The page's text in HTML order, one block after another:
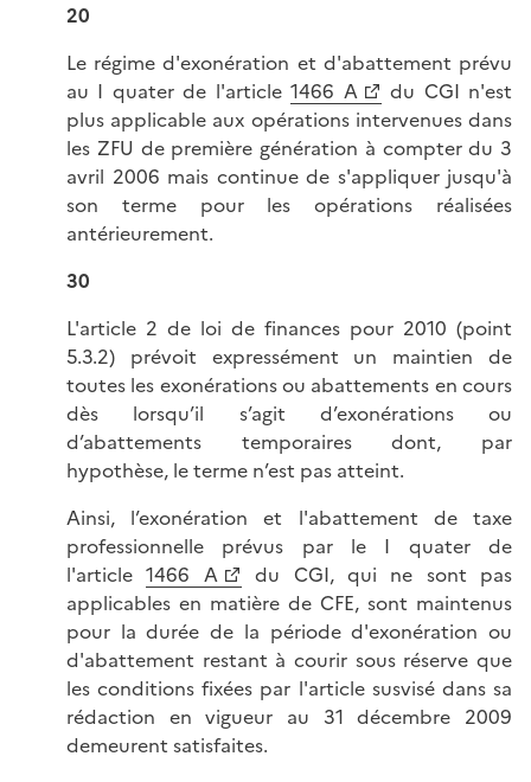
20
Le régime d'exonération et d'abattement prévu
au I quater de l'article1466 A
du CGI n'est
plus applicable aux opérations intervenues dans
les ZFU de première génération à compter du 3
avril 2006 mais continue de s'appliquer jusqu'à
son terme pour les opérations réalisées
antérieurement.
30
L'article 2 de loi de finances pour 2010 (point
5.3.2) prévoit expressément un maintien de
toutes les exonérations ou abattements en cours
dès lorsqu’il s’agit d’exonérations ou
d’abattements temporaires dont, par
hypothèse, le terme n’est pas atteint.
Ainsi, l’exonération et l'abattement de taxe
professionnelle prévus par le I quater de
l'article1466 A
du CGI, qui ne sont pas
applicables en matière de CFE, sont maintenus
pour la durée de la période d'exonération ou
d'abattement restant à courir sous réserve que
les conditions fixées par l'article susvisé dans sa
rédaction en vigueur au 31 décembre 2009
demeurent satisfaites.